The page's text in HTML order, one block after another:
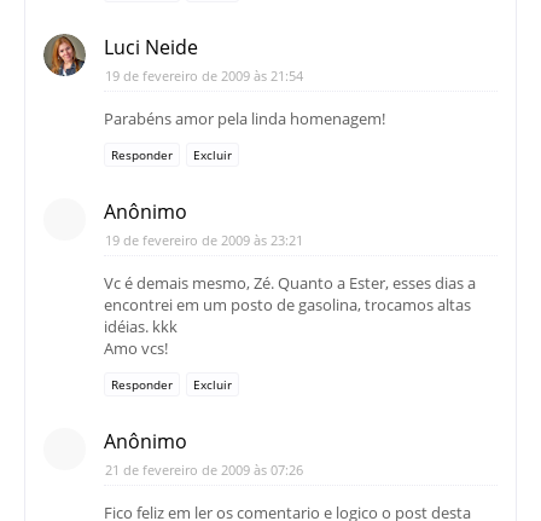
Luci Neide
19 de fevereiro de 2009 às 21:54
Parabéns amor pela linda homenagem!
Responder Excluir
Anônimo
19 de fevereiro de 2009 às 23:21
Vc é demais mesmo, Zé. Quanto a Ester, esses dias a
encontrei em um posto de gasolina, trocamos altas
idéias. kkk
Amo vcs!
Responder Excluir
Anônimo
21 de fevereiro de 2009 às 07:26
Fico feliz em ler os comentario e logico o post desta